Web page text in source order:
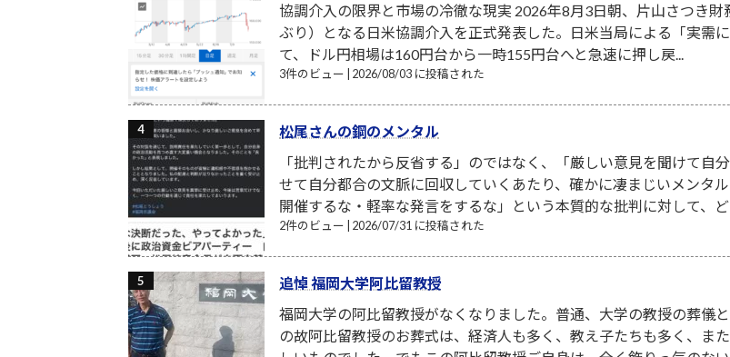
協調介入の限界と市場の冷徹な現実 2026年8月3日朝、片山さつき
ぶり）となる日米協調介入を正式発表した。日米当局による「実需
て、ドル円相場は160円台から一時155円台へと急速に押し戻...
3件のビュー 2026/08/03 に投稿された
松尾さんの鋼のメンタル
「批判されたから反省する」のではなく、「厳しい意見を聞けて自
せて自分都合の文脈に回収していくあたり、確かに凄まじいメンタ
開催するな・軽率な発言をするな」という本質的な批判に対して、ど
2件のビュー 2026/07/31 に投稿された
追悼 福岡大学阿比留教授
福岡大学の阿比留教授がなくなりました。普通、大学の教授の葬儀
の故阿比留教授のお葬式は、経済人も多く、教え子たちも多く、ま